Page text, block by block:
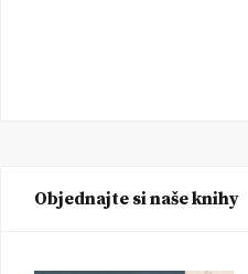
Objednajte si naše knihy